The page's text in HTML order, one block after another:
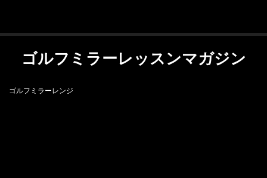
ゴルフミラーレッスンマガジン
ゴルフミラーレンジ